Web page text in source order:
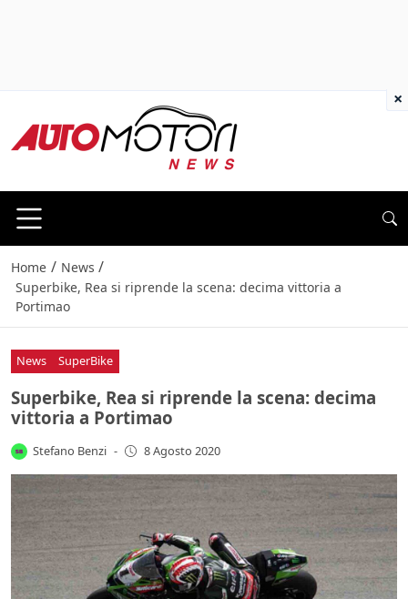
Home / News /
Superbike, Rea si riprende la scena: decima vittoria a
Portimao
News SuperBike
Superbike, Rea si riprende la scena: decima
vittoria a Portimao
Stefano Benzi - 8 Agosto 2020
×